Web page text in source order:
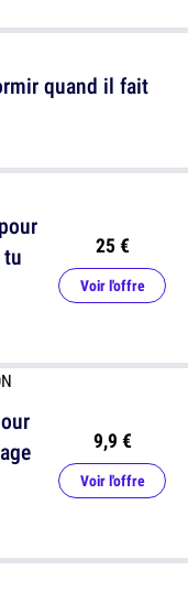
quand il fait
9,9 €
Voir l'offre
25 €
Voir l'offre